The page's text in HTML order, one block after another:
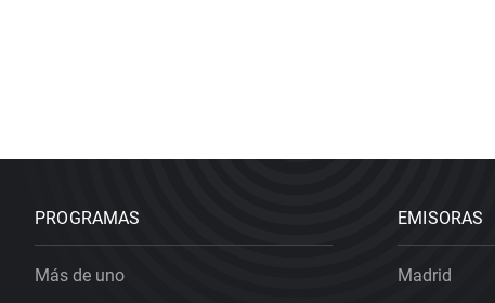
PROGRAMAS
Más de uno
EMISORAS
Madrid